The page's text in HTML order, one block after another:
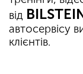
від
автосервісу
клієнтів.